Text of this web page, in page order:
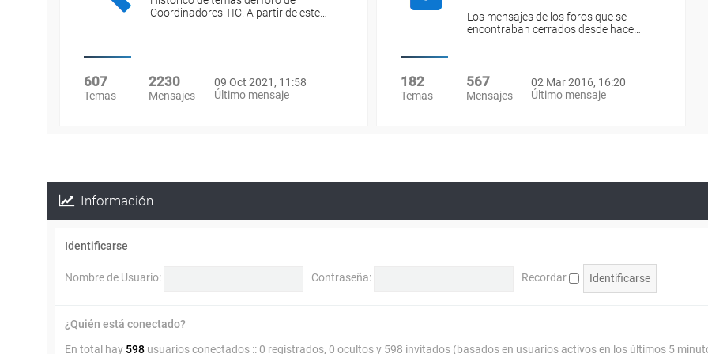
Coordinadores TIC. A partir de este…
607
Temas
2230
Mensajes
09 Oct 2021, 11:58
Último mensaje
Los mensajes de los foros que se
encontraban cerrados desde hace…
182
Temas
567
Mensajes
02 Mar 2016, 16:20
Último mensaje
Información
Identificarse
Nombre de Usuario: Contraseña: Recordar
¿Quién está conectado?
En total hay 598 usuarios conectados :: 0 registrados, 0 ocultos y 598 invitados (basados en usuarios activos en los últimos 5